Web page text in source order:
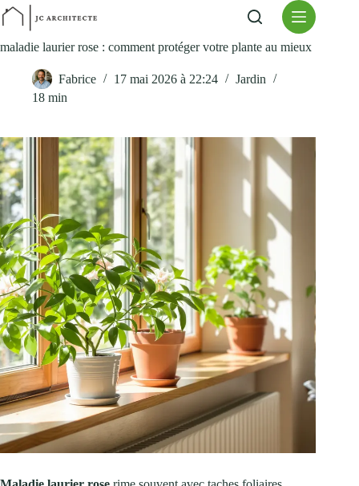
Passer
contenu
maladie laurier rose : comment protéger votre plante au mieux
Fabrice 17 mai 2026 à 22:24
Jardin
18 min